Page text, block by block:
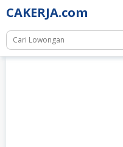
Skip
to
content
CAKERJA.com